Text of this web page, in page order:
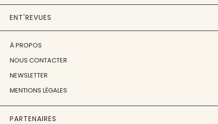
ENT'REVUES
À PROPOS
NOUS CONTACTER
NEWSLETTER
MENTIONS LÉGALES
PARTENAIRES